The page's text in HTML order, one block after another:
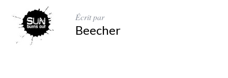
Écrit par
Beecher